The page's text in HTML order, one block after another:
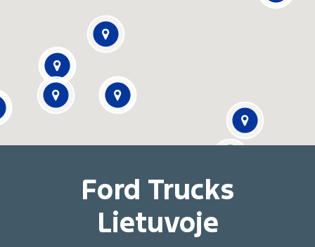
Ford Trucks
Lietuvoje